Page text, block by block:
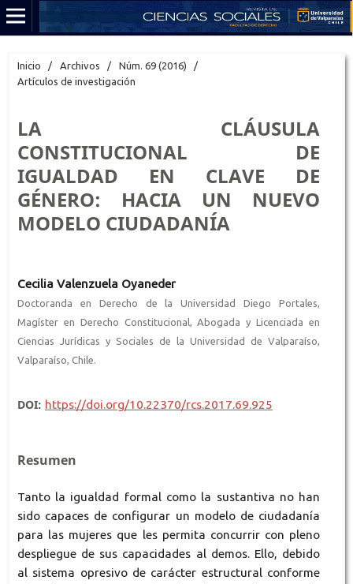
Inicio / Archivos / Núm. 69 (2016)
/
Artículos de investigación
LA CLÁUSULA
CONSTITUCIONAL DE
IGUALDAD EN CLAVE DE
GÉNERO: HACIA UN NUEVO
MODELO CIUDADANÍA
Cecilia Valenzuela Oyaneder
Doctoranda en Derecho de la Universidad Diego Portales,
Magíster en Derecho Constitucional, Abogada y Licenciada en
Ciencias Jurídicas y Sociales de la Universidad de Valparaíso,
Valparaíso, Chile.
DOI: https://doi.org/10.22370/rcs.2017.69.925
Resumen
Tanto la igualdad formal como la sustantiva no han
sido capaces de configurar un modelo de ciudadanía
para las mujeres que les permita concurrir con pleno
despliegue de sus capacidades al demos. Ello, debido
al sistema opresivo de carácter estructural conforme